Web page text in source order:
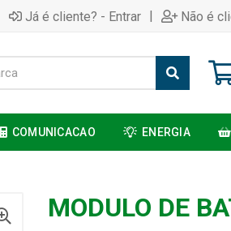
Já é cliente? - Entrar | Não é
COMUNICACAO ENERGIA
MODULO DE